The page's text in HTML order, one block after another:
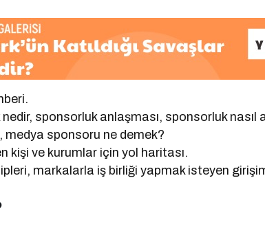
sponsorluk anlaşması, sponsorluk nasıl
medya sponsoru ne demek?
kişi ve kurumlar için yol haritası.
markalarla iş birliği yapmak isteyen